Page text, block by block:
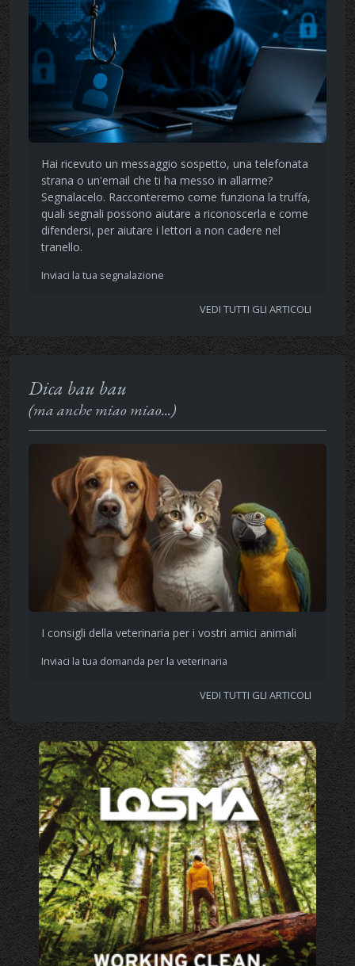
Hai ricevuto un messaggio sospetto, una telefonata
strana o un'email che ti ha messo in allarme?
Segnalacelo. Racconteremo come funziona la truffa,
quali segnali possono aiutare a riconoscerla e come
difendersi, per aiutare i lettori a non cadere nel
tranello.
Inviaci la tua segnalazione
VEDI TUTTI GLI ARTICOLI
Dica bau bau
(ma anche miao miao...)
I consigli della veterinaria per i vostri amici animali
Inviaci la tua domanda per la veterinaria
VEDI TUTTI GLI ARTICOLI